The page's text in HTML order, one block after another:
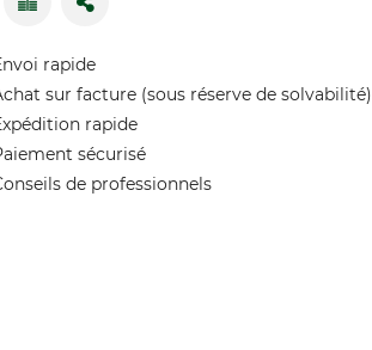
rapide
sur facture (sous réserve de solvabilité)
rapide
sécurisé
de professionnels